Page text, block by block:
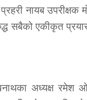
नायब
सबैको एकीकृत
अध्यक्ष रमेश